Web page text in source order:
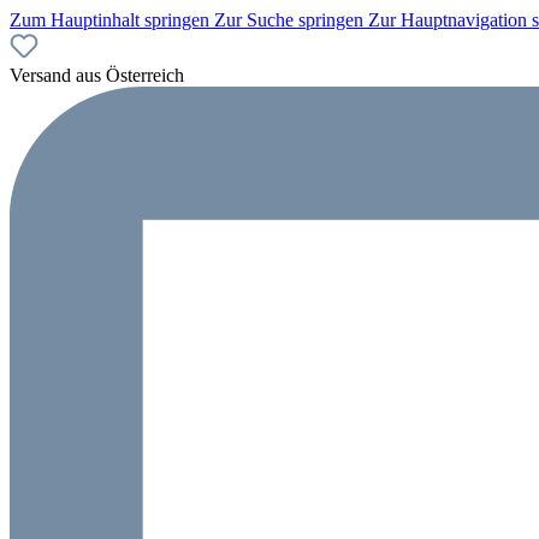
Zum Hauptinhalt springen Zur Suche springen Zur Hauptnavigation
Versand aus Österreich